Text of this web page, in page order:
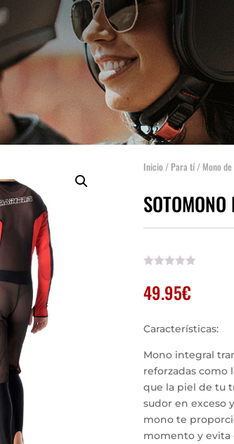
Inicio/ Para tí/ Mono
49.95€
Características:
Mono integral
reforzadas como
que la piel de tu
sudor en exceso
mono te
momento y evita